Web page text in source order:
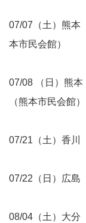
07/07（土）熊本
本市民会館）
07/08 （日）熊
（熊本市民会館）
07/21（土）香川
07/22（日）広島
08/04（土）大分